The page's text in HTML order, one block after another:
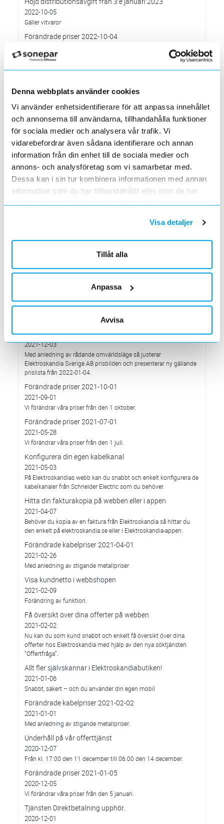
Denna webbplats använder cookies
Vi använder enhetsidentifierare för att anpassa innehållet
och annonserna till användarna, tillhandahålla funktioner
för sociala medier och analysera vår trafik. Vi
vidarebefordrar även sådana identifierare och annan
information från din enhet till de sociala medier och
annons- och analysföretag som vi samarbetar med.
Dessa kan i sin tur kombinera informationen med annan
information som du har tillhandahållit eller som de har
samlat in när du har använt deras tjänster.
Visa detaljer
Tillåt alla
Anpassa
Avvisa
2022-10-05
Gäller vitvaror
Förändrade priser 2022-10-04
Välkommen till våra nya lokaler i Södertälje
2022-05-31
Förändrade priser 2022-06-30
2022-05-27
Grundkurs för installatörer av Charge Amps produkter
2022-04-01
En grundläggande certifieringsutbildning för installatörer
Förändrade priser 2022-05-01
2022-03-31
Med anledning av stigande råvarupriser.
Ecovadis ger Elektroskandia högsta betyg inom
Det oberoende analysföretaget Ecovadis har tilldelat
hållbarhetsarbete.
Med anledning av Rysslands invasion av Ukraina
har Elektroskandia adresserat och tagit avstånd från alla
pågående affärsrelationer med Ryssland & Belarus.
Förändrade priser 2022-04-01
2022-03-01
Med anledning av stigande komponent- och metallpriser.
Prisavisering per den 4:e januari 2022
2021-12-03
Med anledning av rådande omvärldsläge så justerar
Elektroskandia Sverige AB prisbilden och presenterar ny gällande
prislista från 2022-01-04.
Förändrade priser 2021-10-01
2021-09-01
Vi förändrar våra priser från den 1 oktober.
Förändrade priser 2021-07-01
2021-05-28
Vi förändrar våra priser från den 1 juli.
Konfigurera din egen kabelkanal
2021-05-03
På Elektroskandias webb kan du snabbt och enkelt konfigurera de
kabelkanaler från Schneider Electric som du behöver.
Hitta din fakturakopia på webben eller i appen
2021-04-07
Behöver du kopia av en faktura från Elektroskandia så hittar du
den enkelt på elektroskandia.se eller i Elektro­skandia-appen.
Förändrade kabelpriser 2021-04-01
2021-02-26
Med anledning av stigande metallpriser
Visa kundnetto i webbshopen
2021-02-09
Förändring av funktion.
Få översikt över dina offerter på webben
2021-02-02
Nu kan du som kund snabbt och enkelt få översikt över dina
offerter hos Elektroskandia med hjälp av den nya söktjänsten
”Offertfråga”.
Allt fler självskannar i Elektroskandiabutiken!
2021-01-06
Snabbt, säkert – och du använder din egen mobil
Förändrade kabelpriser 2021-02-02
2021-01-01
Med anledning av stigande metallpriser.
Underhåll på vår offerttjänst
2020-12-07
Från kl. 17:00 den 11 december till 06:00 den 14 december.
Förändrade priser 2021-01-05
2020-12-05
Vi förändrar våra priser från den 5 januari.
Tjänsten Direktbetalning upphör.
2020-12-01